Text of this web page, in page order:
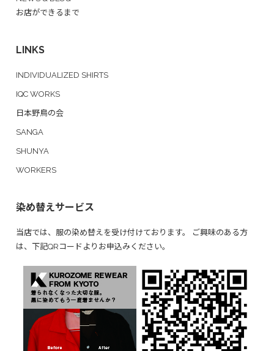
お店ができるまで
LINKS
INDIVIDUALIZED SHIRTS
IQC WORKS
日本野鳥の会
SANGA
SHUNYA
WORKERS
染め替えサービス
当店では、服の染め替えを受け付けております。 ご興味のある方
は、下記QRコードよりお申込みください。